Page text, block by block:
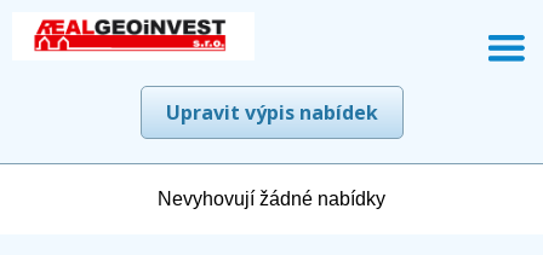
Upravit výpis nabídek
Nevyhovují žádné nabídky